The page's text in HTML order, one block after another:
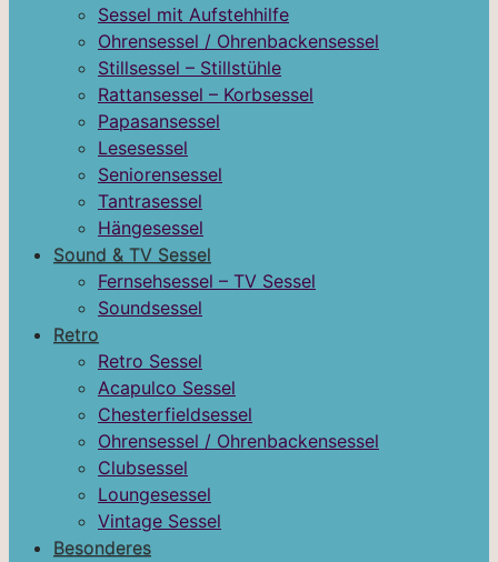
Sessel mit Aufstehhilfe
Ohrensessel / Ohrenbackensessel
Stillsessel – Stillstühle
Rattansessel – Korbsessel
Papasansessel
Lesesessel
Seniorensessel
Tantrasessel
Hängesessel
Sound & TV Sessel
Fernsehsessel – TV Sessel
Soundsessel
Retro
Retro Sessel
Acapulco Sessel
Chesterfieldsessel
Ohrensessel / Ohrenbackensessel
Clubsessel
Loungesessel
Vintage Sessel
Besonderes